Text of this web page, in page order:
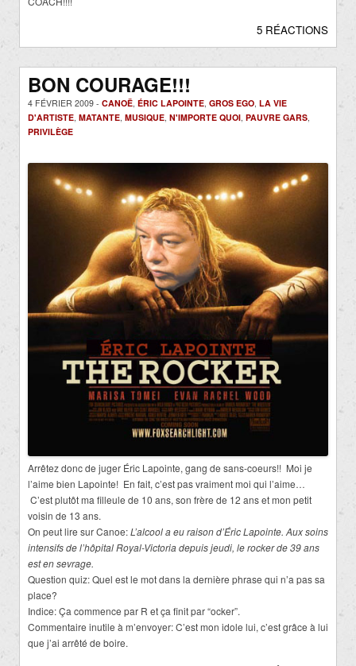
5 RÉACTIONS
BON COURAGE!!!
4 FÉVRIER 2009 - CANOË, ÉRIC LAPOINTE, GROS EGO, LA VIE
D'ARTISTE, MATANTE, MUSIQUE, N'IMPORTE QUOI, PAUVRE GARS,
PRIVILÈGE
Arrêtez donc de juger Éric Lapointe, gang de sans-coeurs!! Moi je
l’aime bien Lapointe! En fait, c’est pas vraiment moi qui l’aime…
C’est plutôt ma filleule de 10 ans, son frère de 12 ans et mon petit
voisin de 13 ans.
On peut lire sur Canoe:L’alcool a eu raison d’Éric Lapointe. Aux soins
intensifs de l’hôpital Royal-Victoria depuis jeudi, le rocker de 39 ans
est en sevrage.
Question quiz: Quel est le mot dans la dernière phrase qui n’a pas sa
place?
Indice: Ça commence par R et ça finit par “ocker”.
Commentaire inutile à m’envoyer: C’est mon idole lui, c’est grâce à lui
que j’ai arrêté de boire.